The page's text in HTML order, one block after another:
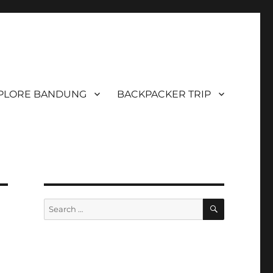
BANDUNG BACKPACKER TRIP
Search
for:
SEARCH